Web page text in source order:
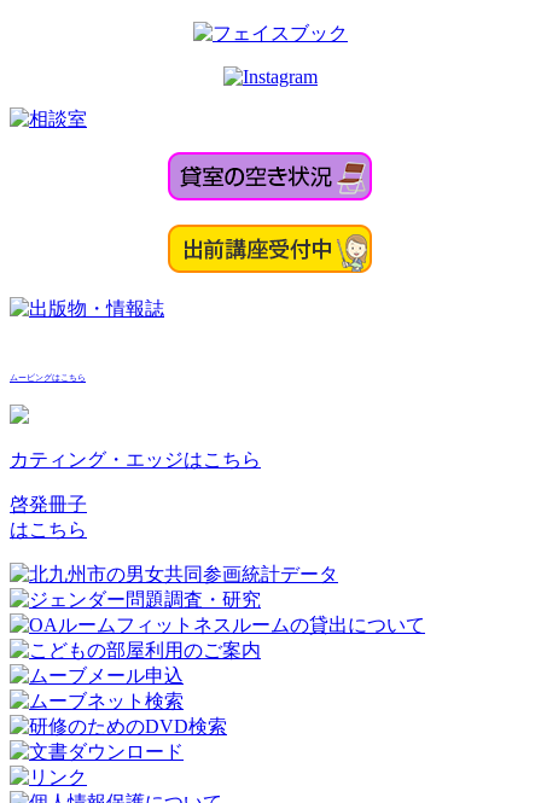
ムービングはこちら
カティング・エッジはこちら
啓発冊子
はこちら